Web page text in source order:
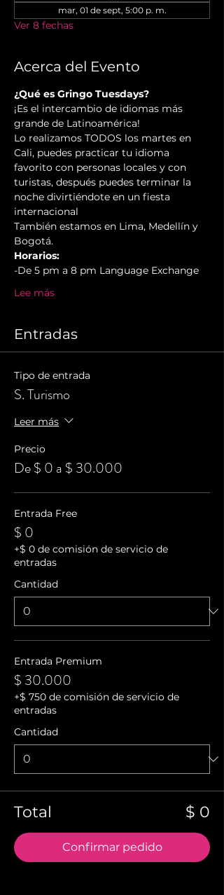
mar, 01 de sept, 5:00 p. m.
Ver 8 fechas
Acerca del Evento
¿Qué es Gringo Tuesdays?
¡Es el intercambio de idiomas más
grande de Latinoamérica!
Lo realizamos TODOS los martes en
Cali, puedes practicar tu idioma
favorito con personas locales y con
turistas, después puedes terminar la
noche divirtiéndote en un fiesta
internacional
También estamos en Lima, Medellín y
Bogotá.
Horarios:
-De 5 pm a 8 pm Language Exchange
Lee más
Entradas
Tipo de entrada
S. Turismo
Leer más
Precio
De $ 0 a $ 30.000
Entrada Free
$ 0
+$ 0 de comisión de servicio de
entradas
Cantidad
Entrada Premium
$ 30.000
+$ 750 de comisión de servicio de
entradas
Cantidad
Total $ 0
Confirmar pedido